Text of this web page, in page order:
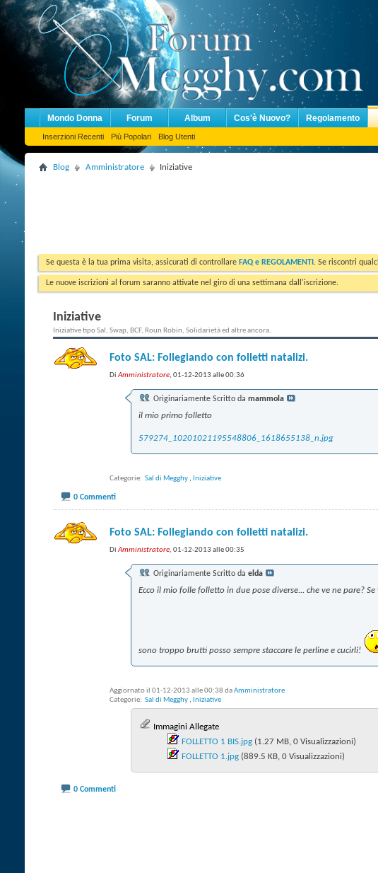
Mondo Donna Forum Album Cos'è Nuovo? Regolamento
Inserzioni Recenti Più Popolari Blog Utenti
Blog Amministratore Iniziative
Se questa è la tua prima visita, assicurati di controllare FAQ e REGOLAMENTI . Se riscontri
Le nuove iscrizioni al forum saranno attivate nel giro di una settimana dall'iscrizione.
Iniziative
Iniziative tipo Sal, Swap, BCF, Roun Robin, Solidarietà ed altre ancora.
Foto SAL: Follegiando con folletti natalizi.
DiAmministratore, 01-12-2013 alle 00:36
Originariamente Scritto da mammola
il mio primo folletto
579274_10201021195548806_1618655138_n.jpg
Categorie Sal di Megghy ,‎ Iniziative
0 Commenti
Foto SAL: Follegiando con folletti natalizi.
DiAmministratore, 01-12-2013 alle 00:35
Originariamente Scritto da elda
Ecco il mio folle folletto in due pose diverse... che ve ne pare?
sono troppo brutti posso sempre staccare le perline e cucirli!
Aggiornato il 01-12-2013 alle 00:38 daAmministratore
Categorie
Sal di Megghy ,‎ Iniziative
Immagini Allegate
FOLLETTO 1 BIS.jpg‎ (1.27 MB, 0 Visualizzazioni)
FOLLETTO 1.jpg‎ (889.5 KB, 0 Visualizzazioni)
0 Commenti